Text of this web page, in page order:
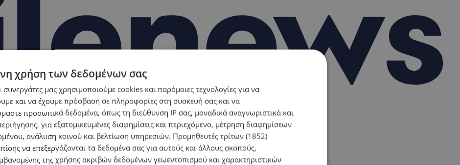
χρήση των δεδομένων σας
συνεργάτες μας χρησιμοποιούμε cookies και παρόμοιες τεχνολογίες για να
και να έχουμε πρόσβαση σε πληροφορίες στη συσκευή σας και να
προσωπικά δεδομένα, όπως τη διεύθυνση IP σας, μοναδικά αναγνωριστικά και
για εξατομικευμένες διαφημίσεις και περιεχόμενο, μέτρηση διαφημίσεων
ανάλυση κοινού και βελτίωση υπηρεσιών. Προμηθευτές τρίτων (1852)
να επεξεργάζονται τα δεδομένα σας για αυτούς και άλλους σκοπούς,
της χρήσης ακριβών δεδομένων γεωεντοπισμού και χαρακτηριστικών